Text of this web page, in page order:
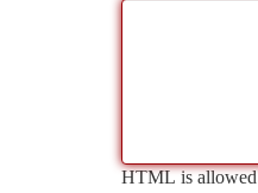
HTML is allowed